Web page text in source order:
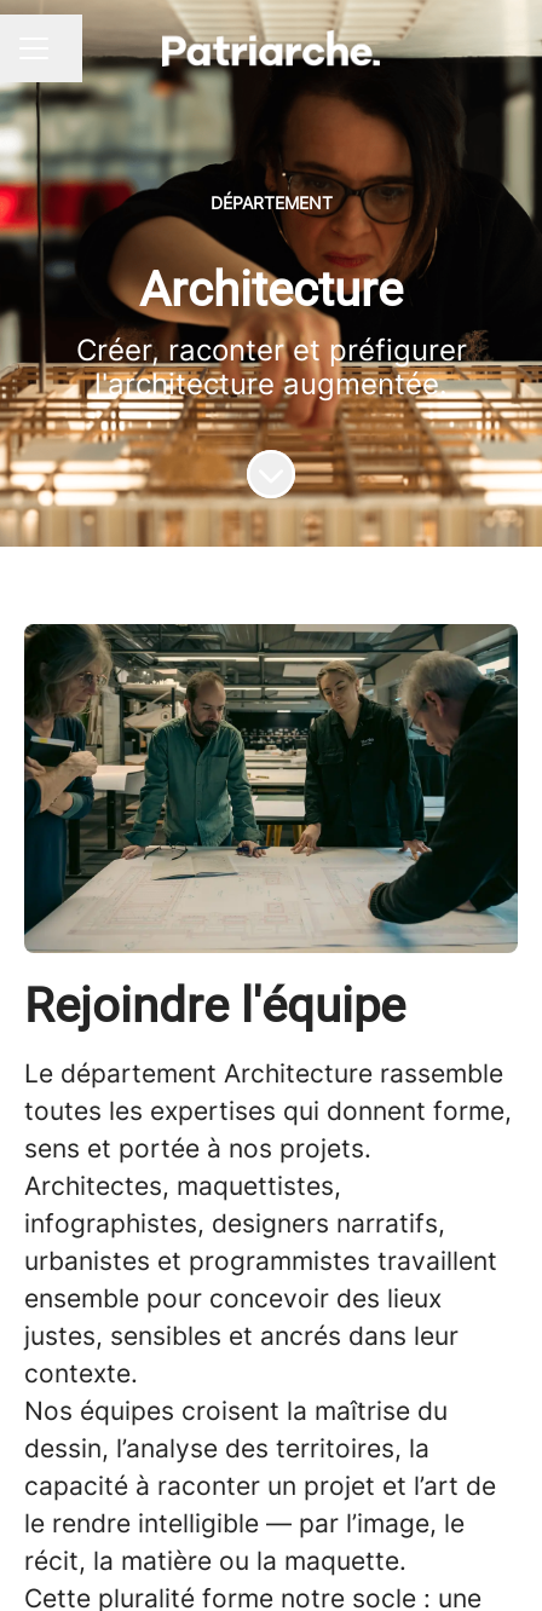
MENU CARRIÈRE
Partager la page
DÉPARTEMENT
Architecture
Créer, raconter et préfigurer
l'architecture augmentée.
Faire défiler jusqu'au contenu
Rejoindre l'équipe
Le département Architecture rassemble
toutes les expertises qui donnent forme,
sens et portée à nos projets.
Architectes, maquettistes,
infographistes, designers narratifs,
urbanistes et programmistes travaillent
ensemble pour concevoir des lieux
justes, sensibles et ancrés dans leur
contexte.
Nos équipes croisent la maîtrise du
dessin, l’analyse des territoires, la
capacité à raconter un projet et l’art de
le rendre intelligible — par l’image, le
récit, la matière ou la maquette.
Cette pluralité forme notre socle : une